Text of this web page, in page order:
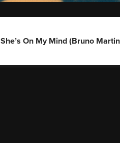
She’s On My Mind (Bruno